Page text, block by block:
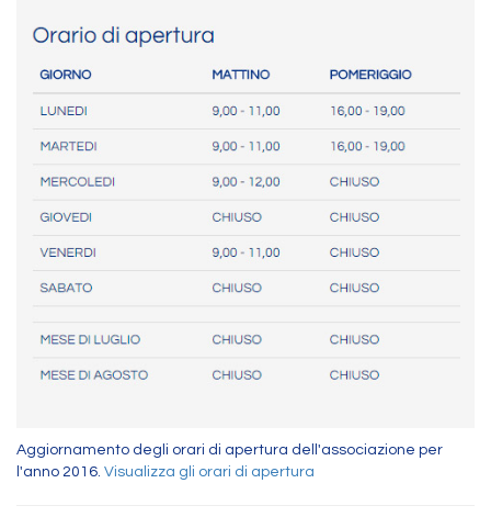
Aggiornamento degli orari di apertura dell'associazione per
l'anno 2016. Visualizza gli orari di apertura